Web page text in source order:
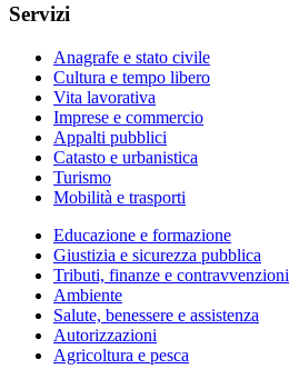
Servizi
Anagrafe e stato civile
Cultura e tempo libero
Vita lavorativa
Imprese e commercio
Appalti pubblici
Catasto e urbanistica
Turismo
Mobilità e trasporti
Educazione e formazione
Giustizia e sicurezza pubblica
Tributi, finanze e contravvenzioni
Ambiente
Salute, benessere e assistenza
Autorizzazioni
Agricoltura e pesca